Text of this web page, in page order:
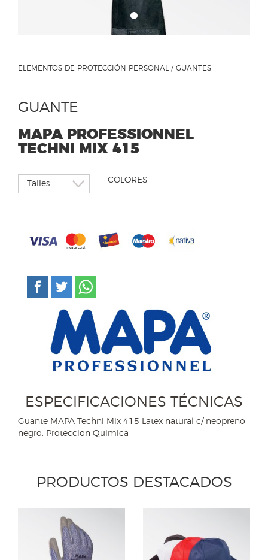
ELEMENTOS DE PROTECCIÓN PERSONAL / GUANTES
GUANTE
MAPA PROFESSIONNEL
TECHNI MIX 415
COLORES
ESPECIFICACIONES TÉCNICAS
Guante MAPA Techni Mix 415 Latex natural c/ neopreno
negro. Proteccion Quimica
PRODUCTOS DESTACADOS